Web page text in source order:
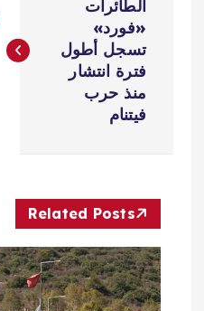
ص
م
ق
الطائرات
«فورد»
تسجل أطول
فترة انتشار
منذ حرب
فيتنام
Related Posts